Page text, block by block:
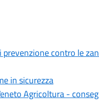
contro le
in sicurezza
Agricoltura -